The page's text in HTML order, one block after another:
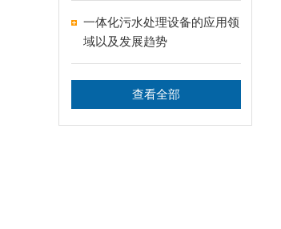
一体化污水处理设备的应用领
域以及发展趋势
查看全部